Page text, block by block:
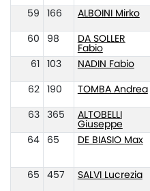
59
166 ALBOINI Mirko
60
98
DA SOLLER
Fabio
61
103 NADIN Fabio
62
190 TOMBA Andrea
63
365
ALTOBELLI
Giuseppe
64
65 DE BIASIO Max
65
457 SALVI Lucrezia